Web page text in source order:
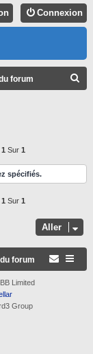
Connexion
forum
R
C
E
R
1 Sur 1
spécifiés.
1 Sur 1
Aller
forum
Limited
Group